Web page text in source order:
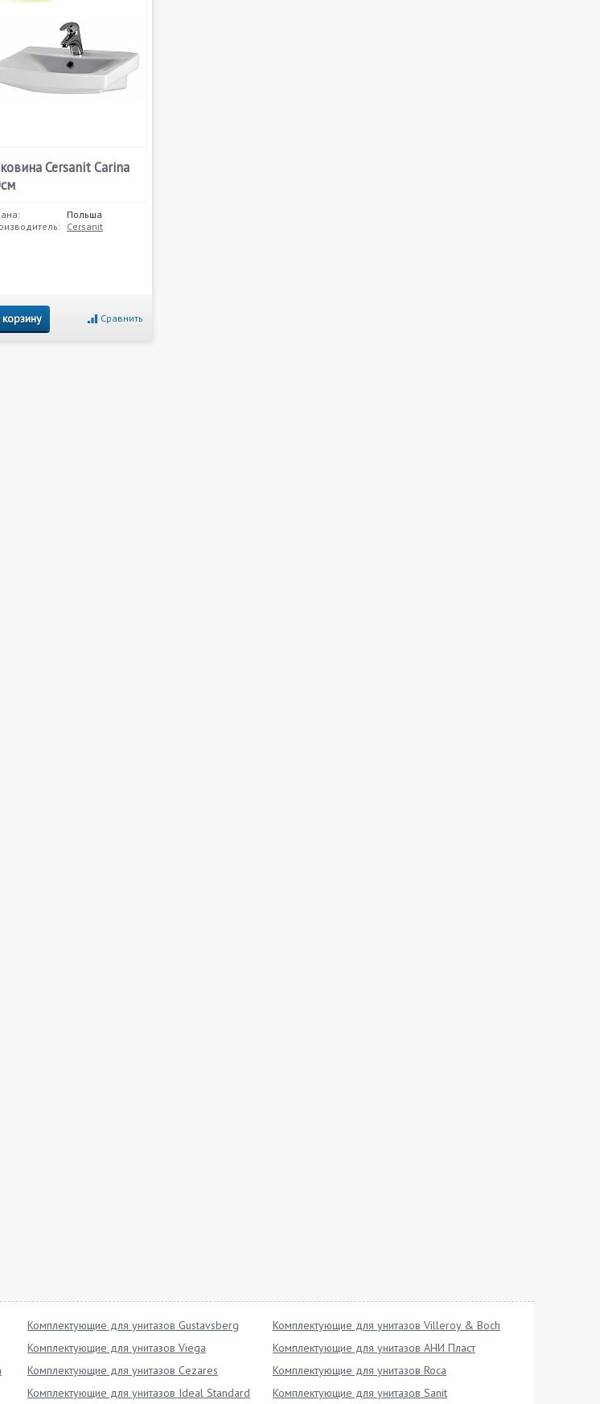
Cersanit Carina
Польша
Cersanit
Сравнить
Комплектующие для унитазов Gustavsberg
Комплектующие для унитазов Villeroy & Boch
Комплектующие для унитазов Viega
Комплектующие для унитазов АНИ Пласт
Комплектующие для унитазов Cezares
Комплектующие для унитазов Roca
Комплектующие для унитазов Ideal Standard Комплектующие для унитазов Sanit